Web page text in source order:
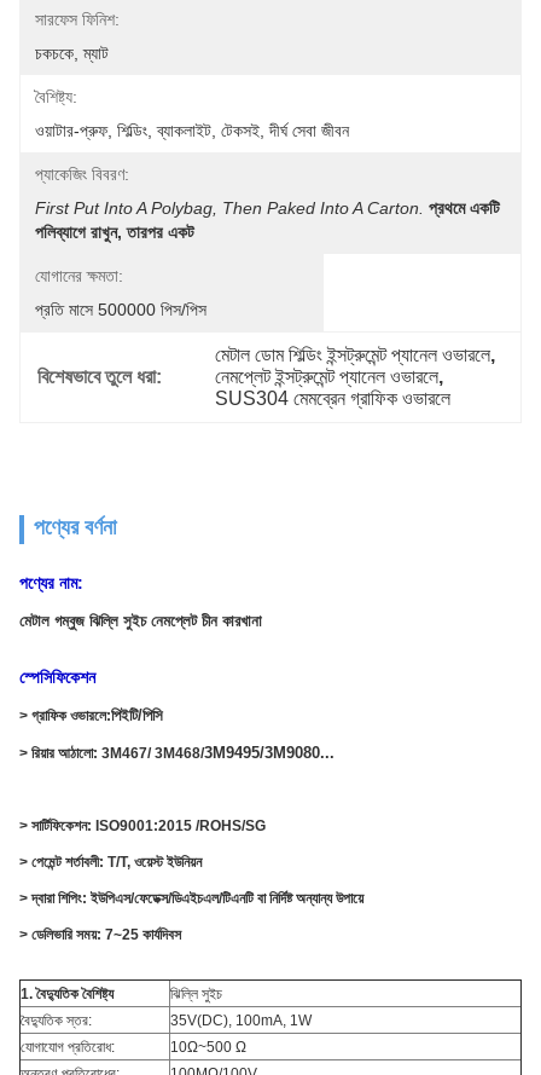
সারফেস ফিনিশ:
চকচকে, ম্যাট
বৈশিষ্ট্য:
ওয়াটার-প্রুফ, শিল্ডিং, ব্যাকলাইট, টেকসই, দীর্ঘ সেবা জীবন
প্যাকেজিং বিবরণ:
First Put Into A Polybag, Then Paked Into A Carton. প্রথমে একটি
পলিব্যাগে রাখুন, তারপর একট
যোগানের ক্ষমতা:
প্রতি মাসে 500000 পিস/পিস
বিশেষভাবে তুলে ধরা:
মেটাল ডোম শিল্ডিং ইন্সট্রুমেন্ট প্যানেল ওভারলে,
নেমপ্লেট ইন্সট্রুমেন্ট প্যানেল ওভারলে,
SUS304 মেমব্রেন গ্রাফিক ওভারলে
পণ্যের বর্ণনা
পণ্যের নাম:
মেটাল গম্বুজ ঝিল্লি সুইচ নেমপ্লেট চীন কারখানা
স্পেসিফিকেশন
> গ্রাফিক ওভারলে:পিইটি/পিসি
> রিয়ার আঠালো: 3M467/ 3M468/3M9495/3M9080...
> সার্টিফিকেশন: ISO9001:2015 /ROHS/SG
> পেমেন্ট শর্তাবলী: T/T, ওয়েস্ট ইউনিয়ন
> দ্বারা শিপিং: ইউপিএস/ফেডেক্স/ডিএইচএল/টিএনটি বা নির্দিষ্ট অন্যান্য উপায়ে
> ডেলিভারি সময়: 7~25 কার্যদিবস
1. বৈদ্যুতিক বৈশিষ্ট্য
ঝিল্লি সুইচ
বৈদ্যুতিক স্তর:
35V(DC), 100mA, 1W
যোগাযোগ প্রতিরোধ:
10Ω~500 Ω